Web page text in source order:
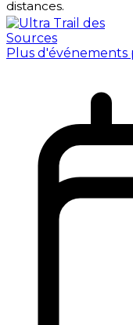
distances.
Plus d'événements